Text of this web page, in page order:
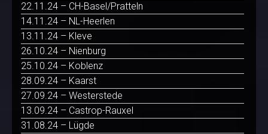
22.11.24 – CH-Basel/Pratteln
14.11.24 – NL-Heerlen
13.11.24 – Kleve
26.10.24 – Nienburg
25.10.24 – Koblenz
28.09.24 – Kaarst
27.09.24 – Westerstede
13.09.24 – Castrop-Rauxel
31.08.24 – Lügde